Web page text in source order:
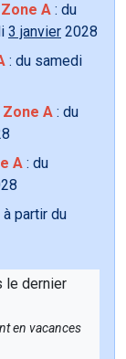
Zone A : du
3 janvier 2028
: du samedi
Zone A : du
A : du
à partir du
le dernier
en vacances